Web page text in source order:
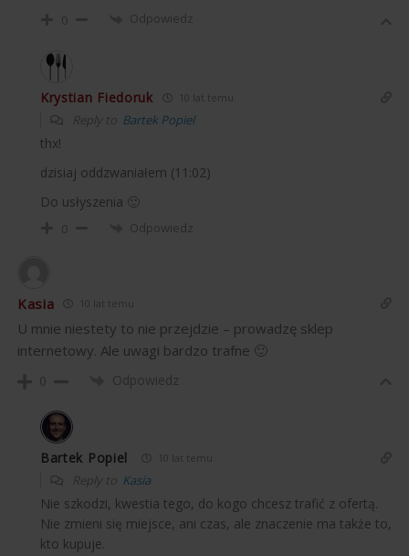
0 Odpowiedz
Krystian Fiedoruk 10 lat temu
Reply to Bartek Popiel
thx!
dzisiaj oddzwaniałem (11:02)
Do usłyszenia 🙂
0 Odpowiedz
Kasia 10 lat temu
U mnie niestety to nie przejdzie – prowadzę sklep
internetowy. Ale uwagi bardzo trafne 🙂
0 Odpowiedz
Bartek Popiel 10 lat temu
Reply to Kasia
Nie szkodzi, kwestia tego, do kogo chcesz trafić z ofertą.
Nie zmieni się miejsce, ani czas, ale znaczenie ma także to,
kto kupuje.